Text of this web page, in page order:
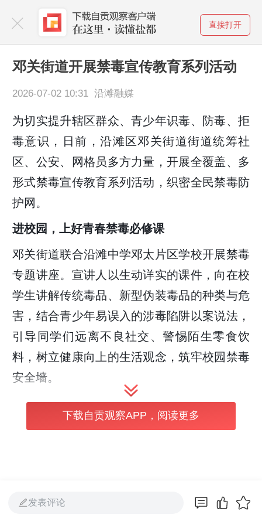
直接打开
邓关街道开展禁毒宣传教育系列活动
2026-07-02 10:31 沿滩融媒
为切实提升辖区群众、青少年识毒、防毒、拒
毒意识，日前，沿滩区邓关街道街道统筹社
区、公安、网格员多方力量，开展全覆盖、多
形式禁毒宣传教育系列活动，织密全民禁毒防
护网。
进校园，上好青春禁毒必修课
邓关街道联合沿滩中学邓太片区学校开展禁毒
专题讲座。宣讲人以生动详实的课件，向在校
学生讲解传统毒品、新型伪装毒品的种类与危
害，结合青少年易误入的涉毒陷阱以案说法，
引导同学们远离不良社交、警惕陌生零食饮
料，树立健康向上的生活观念，筑牢校园禁毒
安全墙。
下载自贡观察APP，阅读更多
发表评论